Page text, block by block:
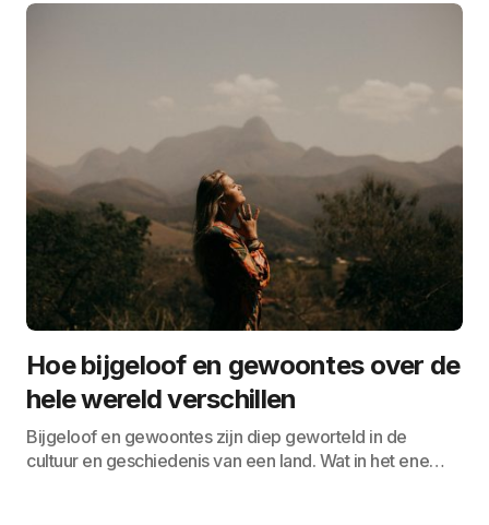
Hoe bijgeloof en gewoontes over de
hele wereld verschillen
Bijgeloof en gewoontes zijn diep geworteld in de
cultuur en geschiedenis van een land. Wat in het ene…